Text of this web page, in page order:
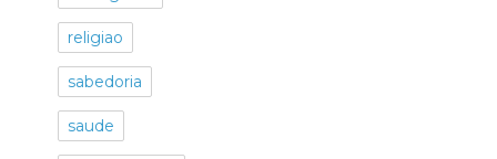
religiao
sabedoria
saude